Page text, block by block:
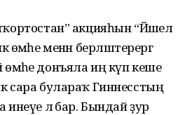
акцияһын “Йәшел
өмәһе менән берләштерергә
өмәһе донъяла иң күп кеше
сара булараҡ Гиннесстың
лә бар. Бындай ҙур